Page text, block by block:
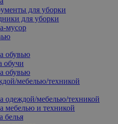
для уборки
для уборки
мусор
обувью
обучи
обувью
мебелью/техникой
одеждой/мебелью/техникой
мебелью и техникой
белья